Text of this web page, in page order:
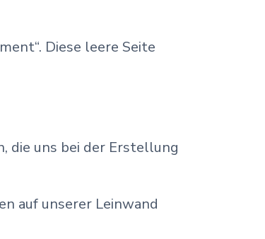
Diese leere Seite
die uns bei der Erstellung
auf unserer Leinwand